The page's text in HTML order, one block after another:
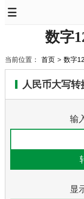
数字
当前位置： 首页 > 数字
人民币大写
输
显